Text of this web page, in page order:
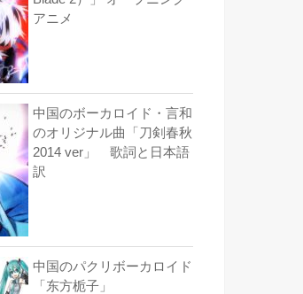
アニメ
中国のボーカロイド・言和
のオリジナル曲「刀剣春秋
2014 ver」 歌詞と日本語
訳
中国のパクリボーカロイド
「东方栀子」